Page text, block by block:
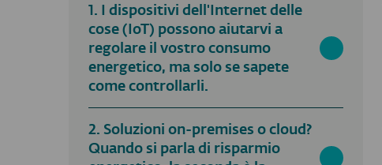
1. I dispositivi dell'Internet delle
cose (IoT) possono aiutarvi a
regolare il vostro consumo
energetico, ma solo se sapete
come controllarli.
2. Soluzioni on-premises o cloud?
Quando si parla di risparmio